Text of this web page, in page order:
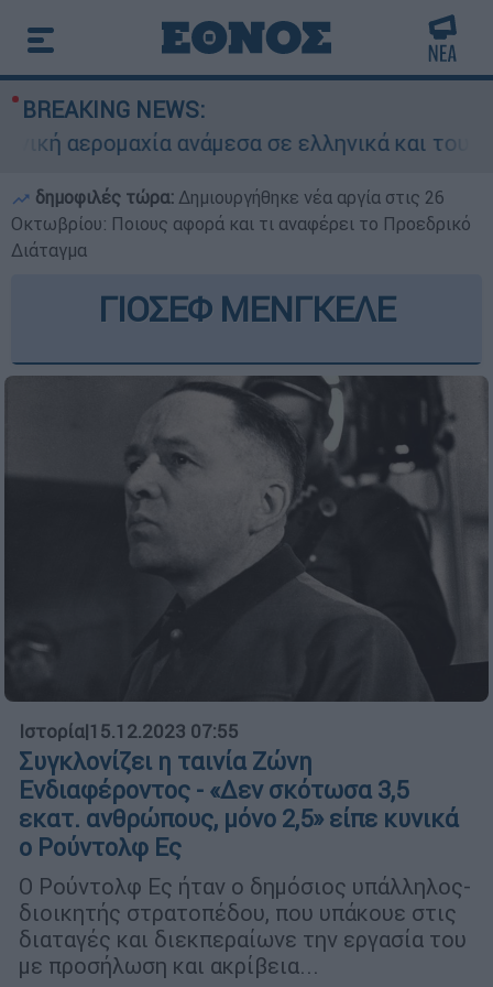
BREAKING NEWS:
ανάμεσα σε ελληνικά και τουρκικά
δημοφιλές τώρα: Δημιουργήθηκε νέα αργία στις 26
Οκτωβρίου: Ποιους αφορά και τι αναφέρει το Προεδρικό
Διάταγμα
ΓΙΟΣΕΦ ΜΕΝΓΚΕΛΕ
Ιστορία|15.12.2023 07:55
Συγκλονίζει η ταινία Ζώνη
Ενδιαφέροντος - «Δεν σκότωσα 3,5
εκατ. ανθρώπους, μόνο 2,5» είπε κυνικά
ο Ρούντολφ Ες
Ο Ρούντολφ Ες ήταν ο δημόσιος υπάλληλος-
διοικητής στρατοπέδου, που υπάκουε στις
διαταγές και διεκπεραίωνε την εργασία του
με προσήλωση και ακρίβεια...